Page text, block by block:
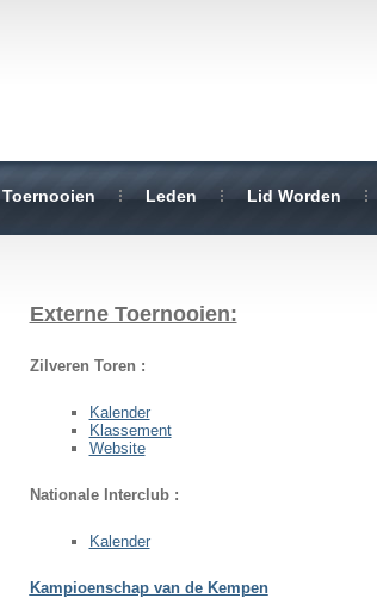
Toernooien Leden Lid Worden
Externe Toernooien:
Zilveren Toren :
Kalender
Klassement
Website
Nationale Interclub :
Kalender
Kampioenschap van de Kempen